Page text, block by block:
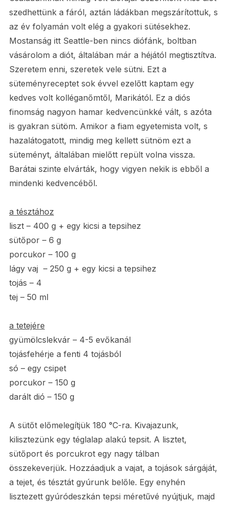
szedhettünk a fáról, aztán ládákban megszárítottuk, s
az év folyamán volt elég a gyakori sütésekhez.
Mostanság itt Seattle-ben nincs diófánk, boltban
vásárolom a diót, általában már a héjától megtisztítva.
Szeretem enni, szeretek vele sütni. Ezt a
süteményreceptet sok évvel ezelőtt kaptam egy
kedves volt kolléganőmtől, Marikától. Ez a diós
finomság nagyon hamar kedvencünkké vált, s azóta
is gyakran sütöm. Amikor a fiam egyetemista volt, s
hazalátogatott, mindig meg kellett sütnöm ezt a
süteményt, általában mielőtt repült volna vissza.
Barátai szinte elvárták, hogy vigyen nekik is ebből a
mindenki kedvencéből.
a tésztához
liszt – 400 g + egy kicsi a tepsihez
sütőpor – 6 g
porcukor – 100 g
lágy vaj – 250 g + egy kicsi a tepsihez
tojás – 4
tej – 50 ml
a tetejére
gyümölcslekvár – 4-5 evőkanál
tojásfehérje a fenti 4 tojásból
só – egy csipet
porcukor – 150 g
darált dió – 150 g
A sütőt előmelegítjük 180 °C-ra. Kivajazunk,
kilisztezünk egy téglalap alakú tepsit. A lisztet,
sütőport és porcukrot egy nagy tálban
összekeverjük. Hozzáadjuk a vajat, a tojások sárgáját,
a tejet, és tésztát gyúrunk belőle. Egy enyhén
lisztezett gyúródeszkán tepsi méretűvé nyújtjuk, majd